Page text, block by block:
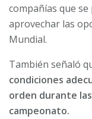
compañías que
aprovechar las
Mundial.
También señaló
condiciones
orden durante
campeonato.